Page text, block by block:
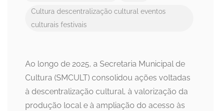
Cultura descentralização cultural eventos
culturais festivais
Ao longo de 2025, a Secretaria Municipal de
Cultura (SMCULT) consolidou ações voltadas
à descentralização cultural, à valorização da
produção local e à ampliação do acesso às